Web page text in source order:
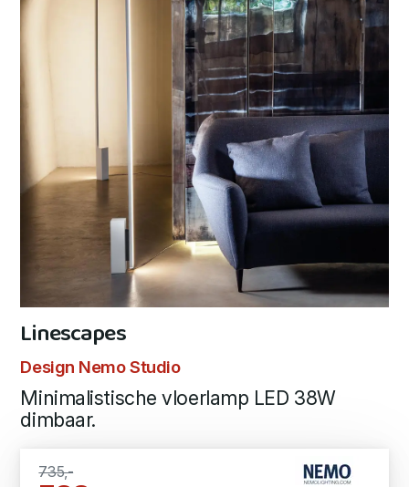
Linescapes
Design Nemo Studio
Minimalistische vloerlamp LED 38W
dimbaar.
735,-